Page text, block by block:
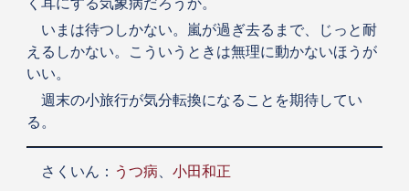
く耳にする気象病だろうか。
いまは待つしかない。嵐が過ぎ去るまで、じっと耐
えるしかない。こういうときは無理に動かないほうが
いい。
週末の小旅行が気分転換になることを期待してい
る。
さくいん： うつ病、 小田和正